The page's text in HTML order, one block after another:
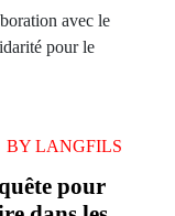
avec le
pour le
BY LANGFILS
pour